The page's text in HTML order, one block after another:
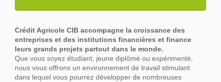
Crédit Agricole CIB accompagne la croissance des
entreprises et des institutions financières et finance
leurs grands projets partout dans le monde.
Que vous soyez étudiant, jeune diplômé ou expérimenté,
nous vous offrons un environnement de travail stimulant
dans lequel vous pourrez développer de nombreuses